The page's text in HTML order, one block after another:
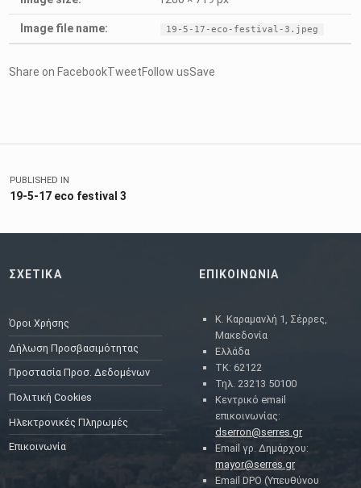
Image file name: 19-5-17-eco-festival-3.jpeg
Share on FacebookTweetFollow usSave
Πλοήγηση άρθρων
PUBLISHED IN
19-5-17 eco festival 3
ΣΧΕΤΙΚΑ
Όροι Χρήσης
Δήλωση Προσβασιμότητας
Προστασία Προσ. Δεδομένων
Πολιτική Cookies
Ηλεκτρονικές Πληρωμές
Επικοινωνία
ΕΠΙΚΟΙΝΩΝΙΑ
Κ. Καραμανλή 1, Σέρρες,
Μακεδονία
Ελλάδα
ΤΚ: 62122
Τηλ. 23213 50100
Κεντρικό email
επικοινωνίας:
dserron@serres.gr
Email γρ. Δημάρχου:
mayor@serres.gr
Email DPO (Υπευθύνου